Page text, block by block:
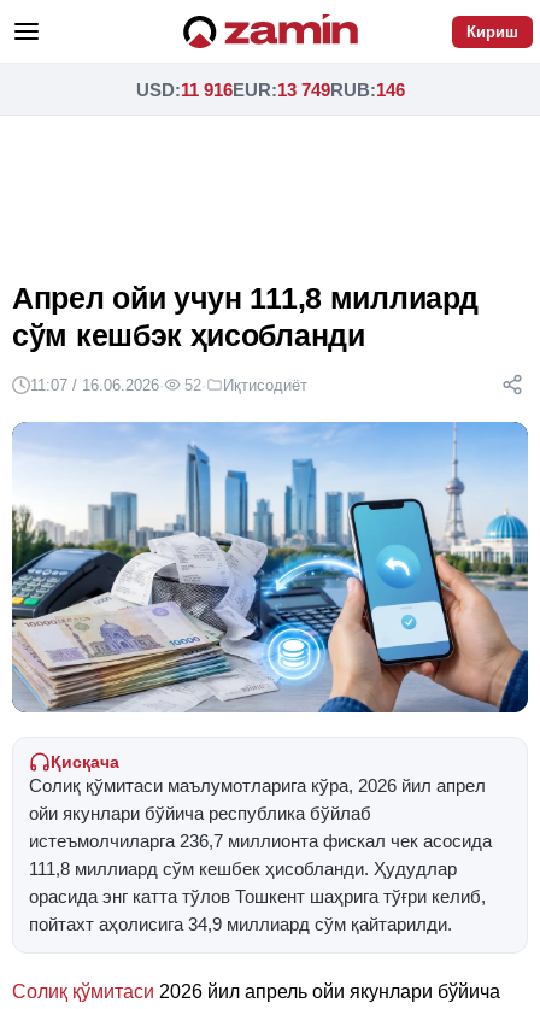
Кириш
USD:11 916EUR:13 749RUB:146
Апрел ойи учун 111,8 миллиард
сўм кешбэк ҳисобланди
11:07 / 16.06.2026· 52· Иқтисодиёт
Қисқача
Солиқ қўмитаси маълумотларига кўра, 2026 йил апрел
ойи якунлари бўйича республика бўйлаб
истеъмолчиларга 236,7 миллионта фискал чек асосида
111,8 миллиард сўм кешбек ҳисобланди. Ҳудудлар
орасида энг катта тўлов Тошкент шаҳрига тўғри келиб,
пойтахт аҳолисига 34,9 миллиард сўм қайтарилди.
Солиқ қўмитаси 2026 йил апрель ойи якунлари бўйича